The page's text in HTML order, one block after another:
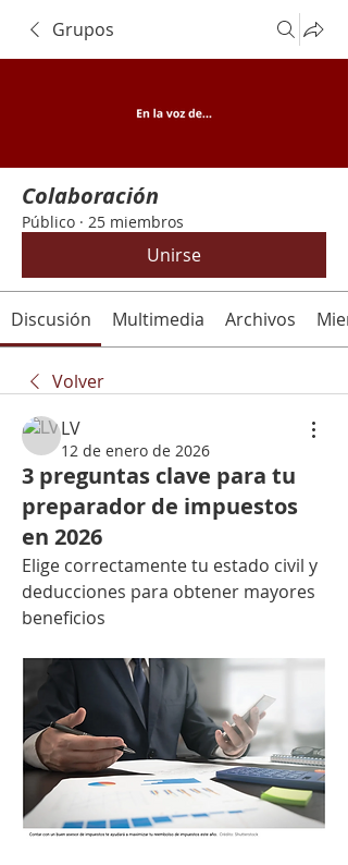
Grupos
Colaboración
Público · 25 miembros
Unirse
Discusión Multimedia Archivos
Volver
LV
12 de enero de 2026
3 preguntas clave para tu
preparador de impuestos
en 2026
Elige correctamente tu estado civil y
deducciones para obtener mayores
beneficios